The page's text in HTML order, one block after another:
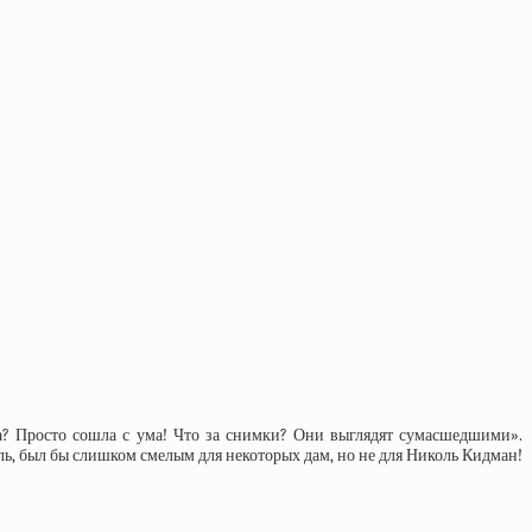
Просто сошла с ума! Что за снимки? Они выглядят сумасшедшими».
был бы слишком смелым для некоторых дам, но не для Николь Кидман!